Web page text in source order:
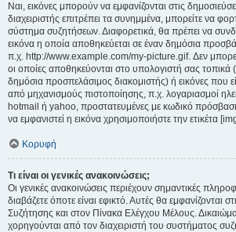
Ναι, εικόνες μπορούν να εμφανίζονται στις
διαχειριστής επιτρέπει τα συνημμένα, μπορείτε να
σύστημα συζητήσεων. Διαφορετικά, θα πρέπει να
εικόνα η οποία αποθηκεύεται σε έναν δημόσια
π.χ. http://www.example.com/my-picture.gif. Δεν
οι οποίες αποθηκεύονται στο υπολογιστή σας τοπικά
δημόσια προσπελάσιμος διακομιστής) ή εικόνες που
από μηχανισμούς πιστοποίησης, π.χ. λογαριασμοί
hotmail ή yahoo, προστατευμένες με κωδικό
να εμφανιστεί η εικόνα χρησιμοποιήστε την ετικέτα
Κορυφή
Τι είναι οι γενικές ανακοινώσεις;
Οι γενικές ανακοινώσεις περιέχουν σημαντικές
διαβάζετε όποτε είναι εφικτό. Αυτές θα εμφανίζονται
Συζήτησης και στον Πίνακα Ελέγχου Μέλους.
χορηγούνται από τον διαχειριστή του συστήματος